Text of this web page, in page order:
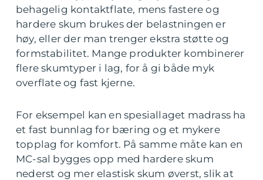
behagelig kontaktflate, mens fastere og
hardere skum brukes der belastningen er
høy, eller der man trenger ekstra støtte og
formstabilitet. Mange produkter kombinerer
flere skumtyper i lag, for å gi både myk
overflate og fast kjerne.
For eksempel kan en spesiallaget madrass ha
et fast bunnlag for bæring og et mykere
topplag for komfort. På samme måte kan en
MC-sal bygges opp med hardere skum
nederst og mer elastisk skum øverst, slik at